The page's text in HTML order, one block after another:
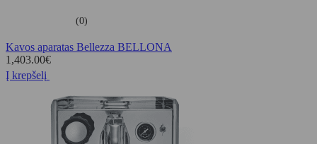
(0)
Kavos aparatas Bellezza BELLONA
1,403.00€
Į krepšelį